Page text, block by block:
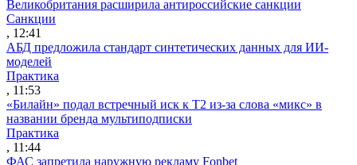
Великобритания расширила антироссийские санкции
Санкции
, 12:41
АБД предложила стандарт синтетических данных для ИИ-
моделей
Практика
, 11:53
«Билайн» подал встречный иск к Т2 из-за слова «микс» в
названии бренда мультиподписки
Практика
, 11:44
ФАС запретила наружную рекламу Fonbet